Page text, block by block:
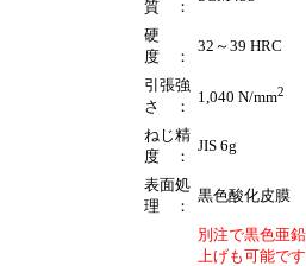
質 ：
硬
度 ：
32～39 HRC
引張強
さ ：
1,040 N/mm2
ねじ精
度 ：
JIS 6g
表面処
理 ：
黒色酸化皮膜
別注で黒色亜
上げも可能で